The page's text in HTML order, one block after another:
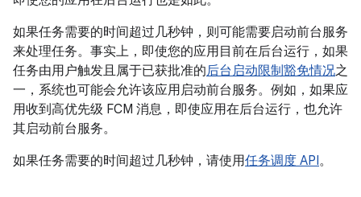
如果任务需要的时间超过几秒钟，则可能需要启动前台服务
来处理任务。事实上，即使您的应用目前在后台运行，如果
任务由用户触发且属于已获批准的后台启动限制豁免情况之
一，系统也可能会允许该应用启动前台服务。例如，如果应
用收到高优先级 FCM 消息，即使应用在后台运行，也允许
其启动前台服务。
如果任务需要的时间超过几秒钟，请使用任务调度 API。